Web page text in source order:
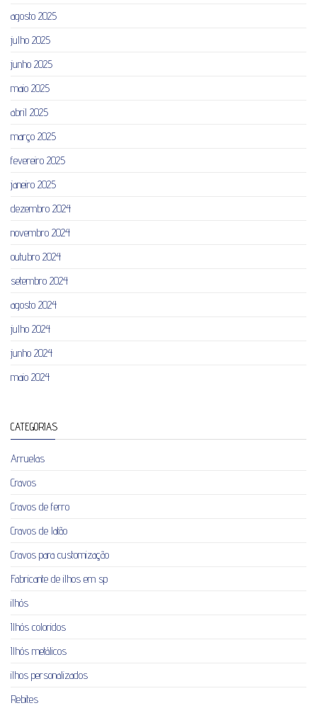
agosto 2025
julho 2025
junho 2025
maio 2025
abril 2025
março 2025
fevereiro 2025
janeiro 2025
dezembro 2024
novembro 2024
outubro 2024
setembro 2024
agosto 2024
julho 2024
junho 2024
maio 2024
CATEGORIAS
Arruelas
Cravos
Cravos de ferro
Cravos de latão
Cravos para customização
Fabricante de ilhos em sp
ilhós
Ilhós coloridos
Ilhós metálicos
ilhos personalizados
Rebites